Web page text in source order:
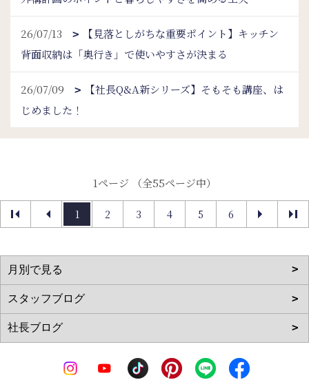
26/07/13
【見落としがちな重要ポイント】キッチン
背面収納は「奥行き」で使いやすさが決まる
26/07/09
【社長Q&A新シリーズ】そもそも講座、は
じめました！
1ページ （全55ページ中）
1 2 3 4 5 6